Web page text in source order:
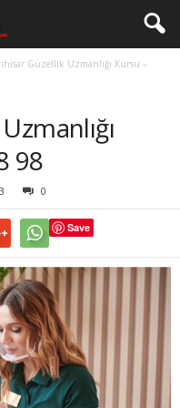
Güzellik Uzmanlığı Kursu –
98
0
Save